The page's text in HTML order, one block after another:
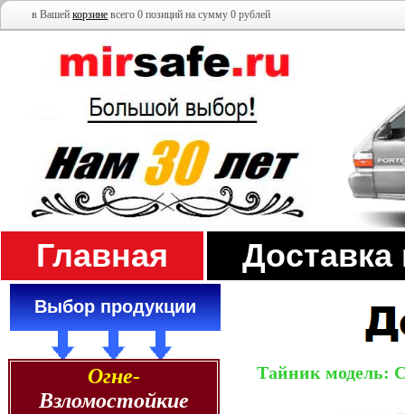
в Вашейкорзине всего 0 позиций на сумму 0 рублей
Главная
Выбор продукции
Огне-
Взломостойкие
Тайник модель: